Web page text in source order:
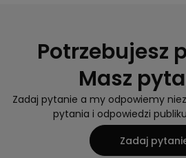
Potrzebujesz
Masz
Zadaj pytanie a my odpowiemy
pytania i odpowiedzi
Zadaj